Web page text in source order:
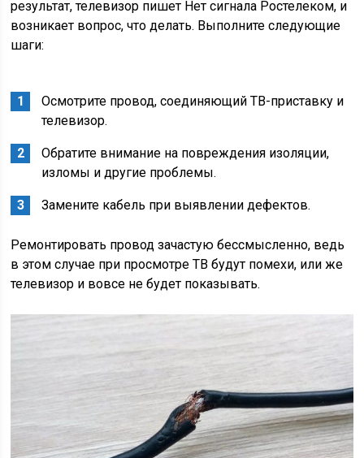
результат, телевизор пишет Нет сигнала Ростелеком, и
возникает вопрос, что делать. Выполните следующие
шаги:
Осмотрите провод, соединяющий ТВ-приставку и
телевизор.
Обратите внимание на повреждения изоляции,
изломы и другие проблемы.
Замените кабель при выявлении дефектов.
Ремонтировать провод зачастую бессмысленно, ведь
в этом случае при просмотре ТВ будут помехи, или же
телевизор и вовсе не будет показывать.